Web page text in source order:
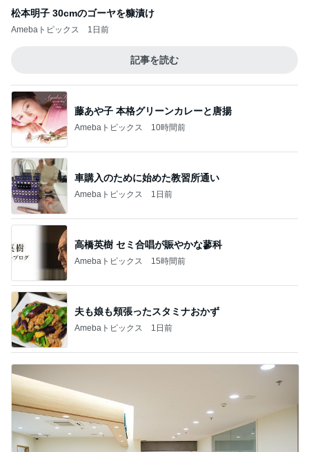
松本明子 30cmのゴーヤを糠漬け
Amebaトピックス 1日前
記事を読む
藤あや子 本格グリーンカレーと唐揚
Amebaトピックス 10時間前
車購入のために始めた教習所通い
Amebaトピックス 1日前
高橋英樹 セミ合唱が賑やかな蓼科
Amebaトピックス 15時間前
夫も娘も頬張ったスタミナおかず
Amebaトピックス 1日前